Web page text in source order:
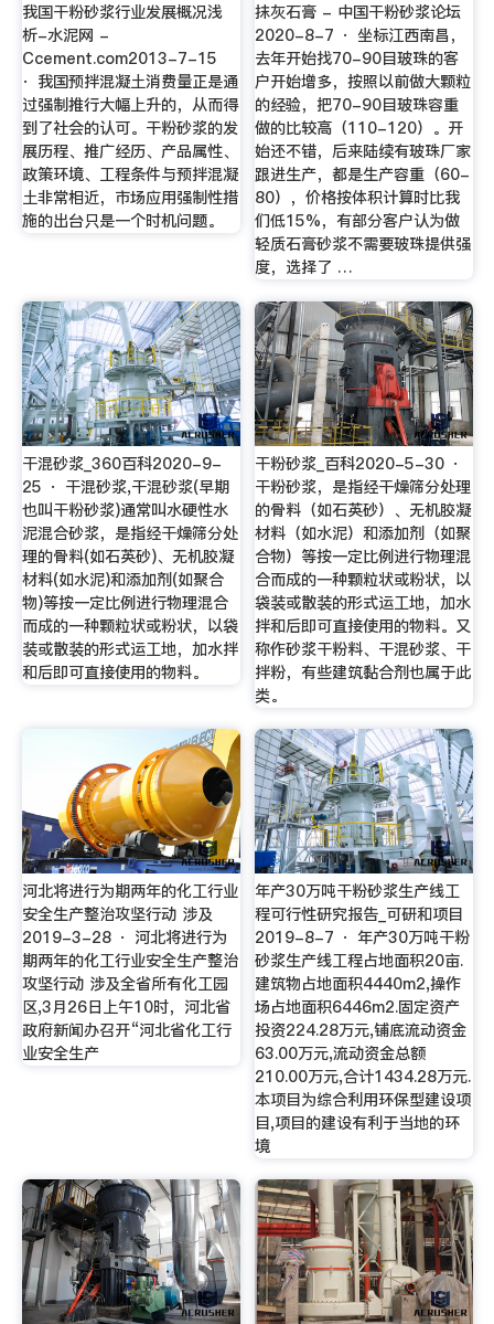
我国干粉砂浆行业发展概况浅
析-水泥网 -
Ccement.com2013-7-15
· 我国预拌混凝土消费量正是通
过强制推行大幅上升的，从而得
到了社会的认可。干粉砂浆的发
展历程、推广经历、产品属性、
政策环境、工程条件与预拌混凝
土非常相近，市场应用强制性措
施的出台只是一个时机问题。
抹灰石膏 - 中国干粉砂浆论坛
2020-8-7 · 坐标江西南昌，
去年开始找70-90目玻珠的客
户开始增多，按照以前做大颗粒
的经验，把70-90目玻珠容重
做的比较高（110-120）。开
始还不错，后来陆续有玻珠厂家
跟进生产，都是生产容重（60-
80），价格按体积计算时比我
们低15%，有部分客户认为做
轻质石膏砂浆不需要玻珠提供强
度，选择了 …
干混砂浆_360百科2020-9-
25 · 干混砂浆,干混砂浆(早期
也叫干粉砂浆)通常叫水硬性水
泥混合砂浆，是指经干燥筛分处
理的骨料(如石英砂)、无机胶凝
材料(如水泥)和添加剂(如聚合
物)等按一定比例进行物理混合
而成的一种颗粒状或粉状，以袋
装或散装的形式运工地，加水拌
和后即可直接使用的物料。
干粉砂浆_百科2020-5-30 ·
干粉砂浆，是指经干燥筛分处理
的骨料（如石英砂）、无机胶凝
材料（如水泥）和添加剂（如聚
合物）等按一定比例进行物理混
合而成的一种颗粒状或粉状，以
袋装或散装的形式运工地，加水
拌和后即可直接使用的物料。又
称作砂浆干粉料、干混砂浆、干
拌粉，有些建筑黏合剂也属于此
类。
河北将进行为期两年的化工行业
安全生产整治攻坚行动 涉及
2019-3-28 · 河北将进行为
期两年的化工行业安全生产整治
攻坚行动 涉及全省所有化工园
区,3月26日上午10时，河北省
政府新闻办召开“河北省化工行
业安全生产
年产30万吨干粉砂浆生产线工
程可行性研究报告_可研和项目
2019-8-7 · 年产30万吨干粉
砂浆生产线工程占地面积20亩.
建筑物占地面积4440m2,操作
场占地面积6446m2.固定资产
投资224.28万元,铺底流动资金
63.00万元,流动资金总额
210.00万元,合计1434.28万元.
本项目为综合利用环保型建设项
目,项目的建设有利于当地的环
境